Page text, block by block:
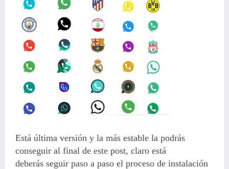
Está última versión y la más estable la podrás
conseguir al final de este post, claro está
deberás seguir paso a paso el proceso de instalación